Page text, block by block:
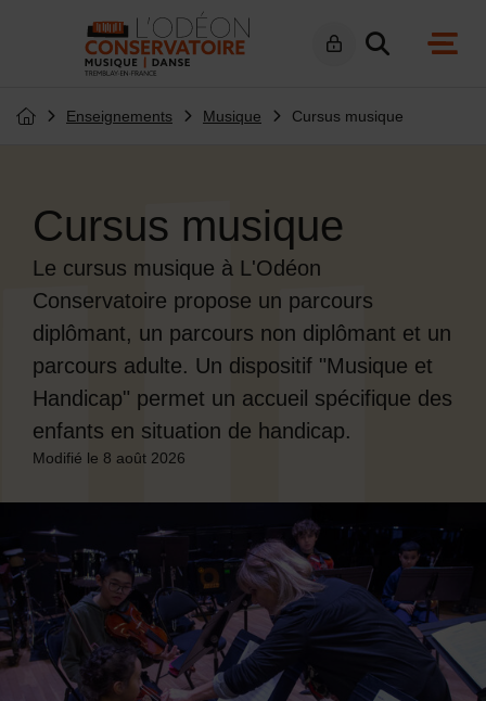
Page d'accueil du site
Enseignements Musique Cursus musique
Cursus musique
Le cursus musique à L'Odéon
Conservatoire propose un parcours
diplômant, un parcours non diplômant et un
parcours adulte. Un dispositif "Musique et
Handicap" permet un accueil spécifique des
enfants en situation de handicap.
Modifié le 8 août 2026